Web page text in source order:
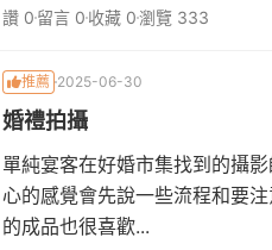
讚 0 留言 0 收藏 0瀏覽 333
推薦 2025-06-30
婚禮拍攝
單純宴客在好婚市集找到的攝
心的感覺會先說一些流程和要
的成品也很喜歡...